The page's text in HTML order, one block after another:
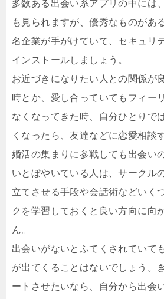
多数ある出会い系アプリの中には
も見られますが、優秀なものがあ
名企業が手がけていて、セキュリ
インストールしましょう。
お近づきになりたい人との関係が
時とか、愛し合っていてもフィー
なくなってきた時、自分ひとりで
くなったら、友達などに恋愛相談
婚活の集まりに参戦しても出会い
いとぼやいている人は、サークル
立てさせる手段や会話術などいく
クを学習しておくと良い方向に向
ん。
出会いがないとふてくされていて
が出てくることはないでしょう。
ートさせたいなら、自分から出会